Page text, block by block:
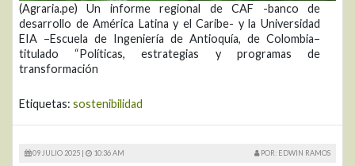
(Agraria.pe) Un informe regional de CAF -banco de
desarrollo de América Latina y el Caribe- y la Universidad
EIA –Escuela de Ingeniería de Antioquía, de Colombia–
titulado “Políticas, estrategias y programas de
transformación
Etiquetas: sostenibilidad
09 JULIO 2025 | 10:36 AM POR: EDWIN RAMOS